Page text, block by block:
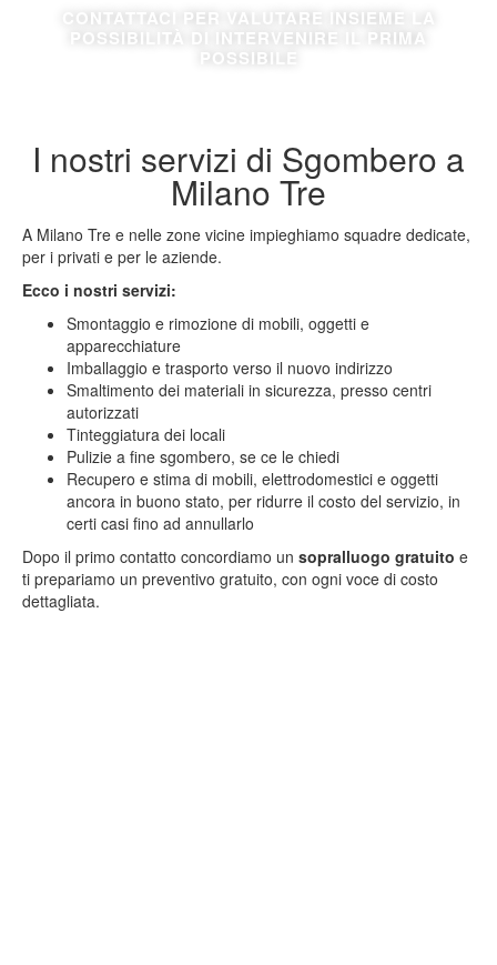
CONTATTACI PER VALUTARE INSIEME LA
POSSIBILITÀ DI INTERVENIRE IL PRIMA
POSSIBILE
I nostri servizi di Sgombero a
Milano Tre
A Milano Tre e nelle zone vicine impieghiamo squadre dedicate,
per i privati e per le aziende.
Ecco i nostri servizi:
Smontaggio e rimozione di mobili, oggetti e
apparecchiature
Imballaggio e trasporto verso il nuovo indirizzo
Smaltimento dei materiali in sicurezza, presso centri
autorizzati
Tinteggiatura dei locali
Pulizie a fine sgombero, se ce le chiedi
Recupero e stima di mobili, elettrodomestici e oggetti
ancora in buono stato, per ridurre il costo del servizio, in
certi casi fino ad annullarlo
Dopo il primo contatto concordiamo un sopralluogo gratuito e
ti prepariamo un preventivo gratuito, con ogni voce di costo
dettagliata.